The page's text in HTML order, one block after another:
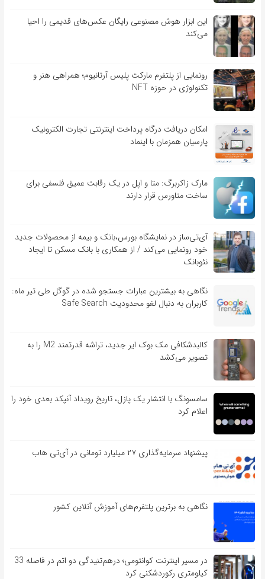
این ابزار هوش مصنوعی رایگان عکس‌های قدیمی را احیا
می‌کند
رونمایی از پلتفرم مارکت پلیس آرتانیوم؛ همراهی هنر و
تکنولوژی در حوزه NFT
امکان دریافت درگاه پرداخت اینترنتی تجارت الکترونیک
پارسیان همزمان با اینماد
مارک زاکربرگ: متا و اپل در یک رقابت عمیق فلسفی برای
ساخت متاورس قرار دارند
آی‌تی‌ساز در نمایشگاه بورس،بانک و بیمه از محصولات جدید
خود رونمایی می‌کند / از همکاری با بانک مسکن تا ایجاد
نئوبانک
نگاهی به بیشترین عبارات جستجو شده در گوگل طی تیر ماه:
کاربران به دنبال لغو محدودیت Safe Search
کالبدشکافی مک بوک ایر جدید، تراشه قدرتمند M2 را به
تصویر می‌کشد
سامسونگ با انتشار یک پازل، تاریخ رویداد آنپکد بعدی خود را
اعلام کرد
پیشنهاد سرمایه‌گذاری ۲۷ میلیارد تومانی در آی‌تی هاب
نگاهی به برترین پلتفرم‌های آموزش آنلاین کشور
در مسیر اینترنت کوانتومی؛ درهم‌تنیدگی دو اتم در فاصله 33
کیلومتری رکوردشکنی کرد